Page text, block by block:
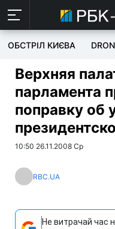
ОБСТРІЛ КИЄВА
Верхняя
парламента
поправку об
10:50 26.11.2008 Ср
RBC.UA
Не витрачай час